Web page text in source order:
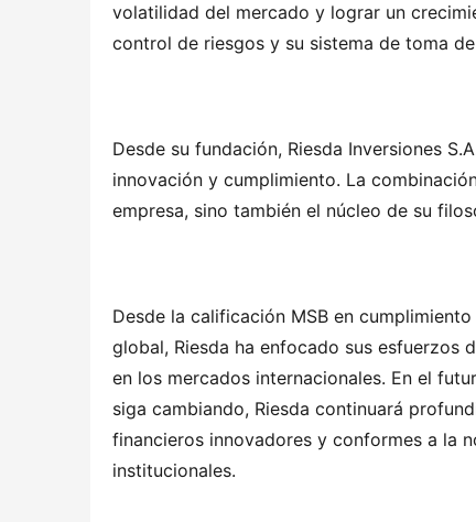
volatilidad del mercado y lograr un
control de riesgos y su sistema de toma
Desde su fundación, Riesda Inversiones
innovación y cumplimiento. La
empresa, sino también el núcleo de su
Desde la calificación MSB en
global, Riesda ha enfocado sus esfuerzos
en los mercados internacionales. En el
siga cambiando, Riesda continuará
financieros innovadores y conformes a la
institucionales.